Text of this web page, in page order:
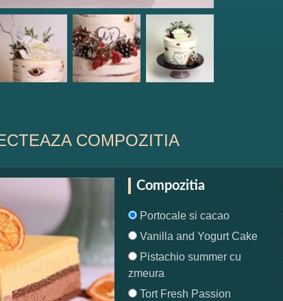
COMPOZITIA
Compozitia
Portocale si cacao
Vanilla and Yogurt Cake
Pistachio summer cu
zmeura
Tort Fresh Passion